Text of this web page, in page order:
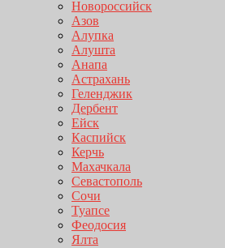
Новороссийск
Азов
Алупка
Алушта
Анапа
Астрахань
Геленджик
Дербент
Ейск
Каспийск
Керчь
Махачкала
Севастополь
Сочи
Туапсе
Феодосия
Ялта